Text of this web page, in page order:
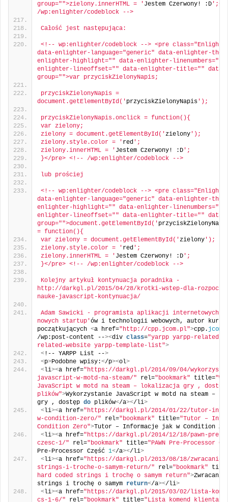
group="">zielony.innerHTML = ' Jestem Czerwony! :D ';</
/wp:enlighter/codeblock -->
Całość jest następująca:
<!-- wp:enlighter/codeblock --> <pre
data-enlighter-language="generic" data-enlighter-
enlighter-highlight="" data-enlighter-linenumbers=""
enlighter-lineoffset="" data-enlighter-title="" data-
group="">var przyciskZielonyNapis;
przyciskZielonyNapis =
document.getElementById(' przyciskZielonyNapis ');
przyciskZielonyNapis.onclick = function(){
var zielony;
zielony = document.getElementById('zielony ');
zielony.style.color = ' red ';
zielony.innerHTML = ' Jestem Czerwony! :D ';
}</pre> <!-- /wp:enlighter/codeblock -->
lub prościej
<!-- wp:enlighter/codeblock --> <pre
data-enlighter-language="generic" data-enlighter-
enlighter-highlight="" data-enlighter-linenumbers=""
enlighter-lineoffset="" data-enlighter-title="" data-
group="">document.getElementById('
= function(){
var zielony = document.getElementById('zielony ');
zielony.style.color = ' red ';
zielony.innerHTML = ' Jestem Czerwony! :D ';
}</pre> <!-- /wp:enlighter/codeblock -->
Kolejny artykuł kontynuacja poradnika -
http://darkgl.pl/2015/04/28/krotki-wstep-dla-
nauke-javascript-kontynuacja/
Adam Sawicki - programista aplikacji internetowych,
nowych startup'ów i technologii webowych, autor
początkujących <a href="http://cpp.jcom.pl">cpp. jcom
/wp:post-content --><div class="yarpp yarpp-related
related-website yarpp-template-list">
< !-- YARPP List -->
<p>Podobne wpisy:</p><ol>
<li><a href="https://darkgl.pl/2014/09/04/
javascript-w-motd-na-steam/" rel="bookmark" title=
JavaScript w motd na steam – lokalizacja gry , dostęp
plików">Wykorzystanie JavaScript w motd na steam –
gry , dostęp do plików</a></li>
<li><a href="https://darkgl.pl/2014/01/22/tutor-
w-condition-zero/" rel="bookmark" title="Tutor –
Condition Zero">Tutor – Informacje jak w Condition
<li><a href="https://darkgl.pl/2014/12/18/pawn-pre-
czesc-1/" rel="bookmark" title="PAWN Pre-Processor
Pre-Processor Część 1</a></li>
<li><a href="https://darkgl.pl/2013/08/18/zwracanie-
strings-i-troche-o-samym-return/" rel="bookmark"
hard coded strings i trochę o samym return">
strings i trochę o samym return</a></li>
<li><a href="https://darkgl.pl/2015/03/02/lista-
cs-1-6/" rel="bookmark" title="Lista komend klienta